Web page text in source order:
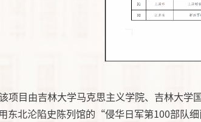
项目由吉林大学马克思主义学院、吉林大学
东北沦陷史陈列馆的“侵华日军第100部队